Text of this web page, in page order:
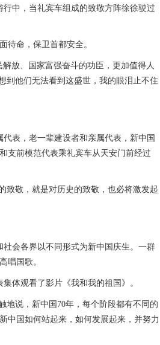
，当礼宾车组成的致敬方阵徐徐驶过
命，保卫首都安全。
放、国家富强奋斗的功臣，更加值得人
到他们无法看到这盛世，我的眼泪止不住
表，老一辈建设者和亲属代表，新中国
支前模范代表乘礼宾车从天安门前经过
敬，就是对历史的致敬，也必将激发起
各界以不同形式为新中国庆生。一群
唱国歌。
体观看了影片《我和我的祖国》。
说，新中国70年，每个阶段都有不同的
中国如何站起来，如何发展起来，并努力